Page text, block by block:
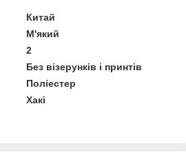
Китай
М'який
2
Без візерунків і принтів
Поліестер
Хакі